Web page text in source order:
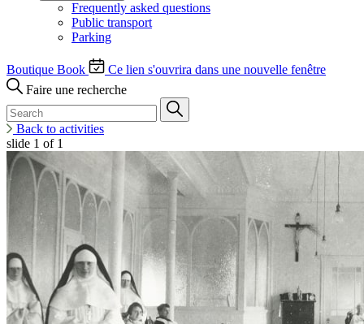
Frequently asked questions
Public transport
Parking
Boutique Book
Ce lien s'ouvrira dans une nouvelle fenêtre
Faire une recherche
Back to activities
slide 1 of 1